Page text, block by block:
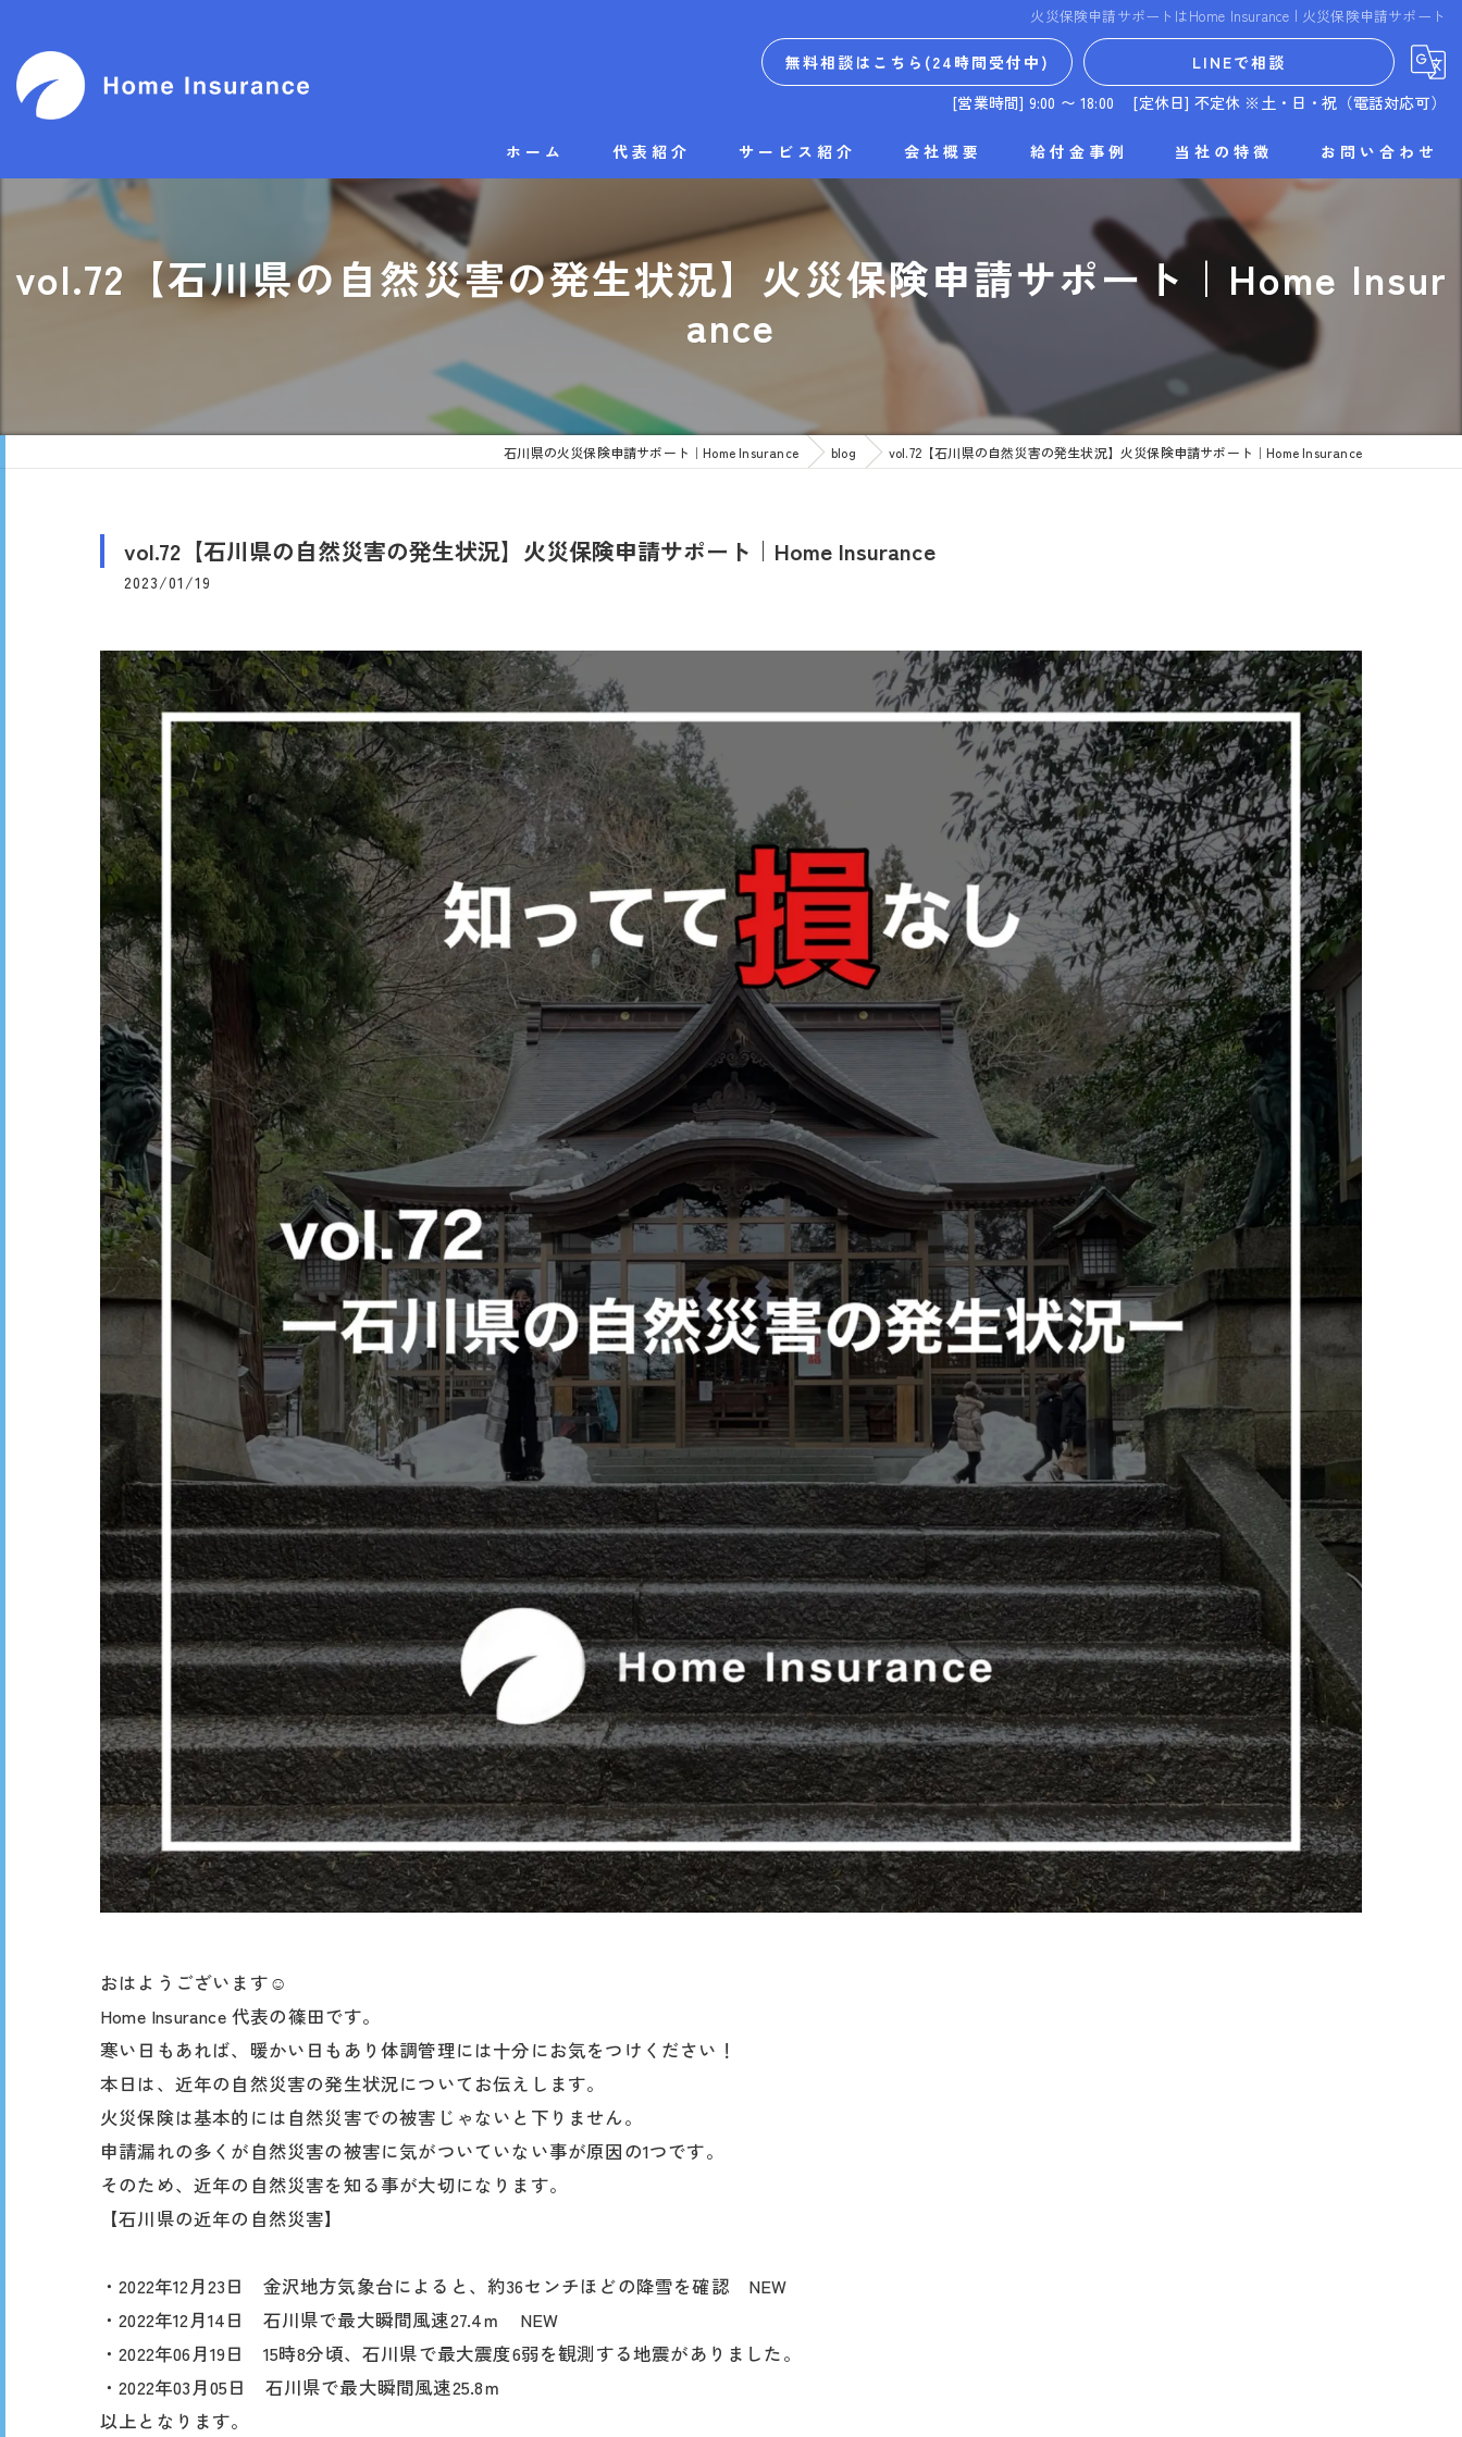
火災保険申請サポートはHome Insurance | 火災保険申請サポート
無料相談はこちら(24時間受付中)
LINEで相談
[営業時間] 9:00 〜 18:00 [定休日] 不定休 ※土・日・祝（電話対応可）
ホーム 代表紹介 サービス紹介 会社概要 給付金事例 当社の特徴
富山県の火災保険
福井県の火災保険
申請サポート
火災保険申請に必要な建物調査
リフォーム
お問い合わせ
vol.72【石川県の自然災害の発生状況】火災保険申請サポート｜Home Insur
ance
石川県の火災保険申請サポート｜Home Insurance blog vol.72【石川県の自然災害の発生状況】火災保険申請サポート｜Home Insurance
vol.72【石川県の自然災害の発生状況】火災保険申請サポート｜Home Insurance
2023/01/19
おはようございます☺︎
Home Insurance 代表の篠田です。
寒い日もあれば、暖かい日もあり体調管理には十分にお気をつけください！
本日は、近年の自然災害の発生状況についてお伝えします。
火災保険は基本的には自然災害での被害じゃないと下りません。
申請漏れの多くが自然災害の被害に気がついていない事が原因の1つです。
そのため、近年の自然災害を知る事が大切になります。
【石川県の近年の自然災害】
・2022年12月23日 金沢地方気象台によると、約36センチほどの降雪を確認 NEW
・2022年12月14日 石川県で最大瞬間風速27.4ｍ NEW
・2022年06月19日 15時8分頃、石川県で最大震度6弱を観測する地震がありました。
・2022年03月05日 石川県で最大瞬間風速25.8ｍ
以上となります。